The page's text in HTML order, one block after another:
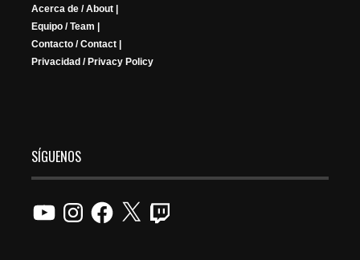
Acerca de / About |
Equipo / Team |
Contacto / Contact |
Privacidad / Privacy Policy
SÍGUENOS
YouTubeInstagramFacebook
X Twitch